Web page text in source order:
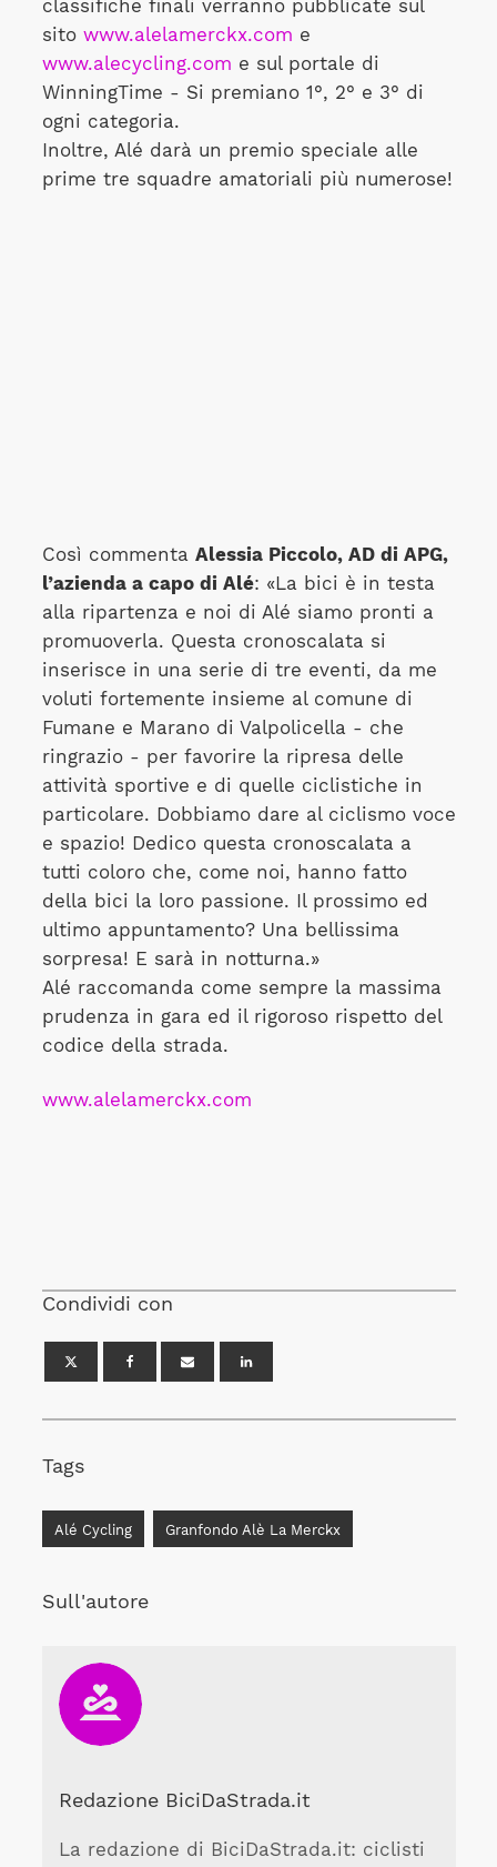
classifiche finali verranno pubblicate sul
sito www.alelamerckx.com e
www.alecycling.com e sul portale di
WinningTime - Si premiano 1°, 2° e 3° di
ogni categoria.
Inoltre, Alé darà un premio speciale alle
prime tre squadre amatoriali più numerose!
Così commenta Alessia Piccolo, AD di APG,
l’azienda a capo di Alé: «La bici è in testa
alla ripartenza e noi di Alé siamo pronti a
promuoverla. Questa cronoscalata si
inserisce in una serie di tre eventi, da me
voluti fortemente insieme al comune di
Fumane e Marano di Valpolicella - che
ringrazio - per favorire la ripresa delle
attività sportive e di quelle ciclistiche in
particolare. Dobbiamo dare al ciclismo voce
e spazio! Dedico questa cronoscalata a
tutti coloro che, come noi, hanno fatto
della bici la loro passione. Il prossimo ed
ultimo appuntamento? Una bellissima
sorpresa! E sarà in notturna.»
Alé raccomanda come sempre la massima
prudenza in gara ed il rigoroso rispetto del
codice della strada.
www.alelamerckx.com
Condividi con
Tags
Alé Cycling Granfondo Alè La Merckx
Sull'autore
Redazione BiciDaStrada.it
La redazione di BiciDaStrada.it: ciclisti